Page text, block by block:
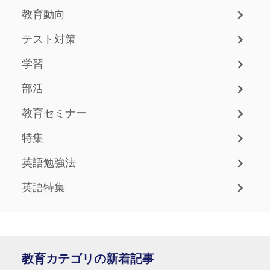
教育動向
テスト対策
学習
部活
教育セミナー
特集
英語勉強法
英語特集
教育カテゴリの新着記事